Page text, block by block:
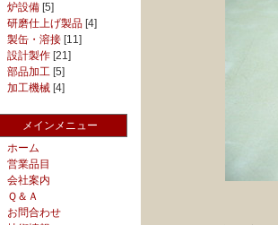
炉設備 [5]
研磨仕上げ製品 [4]
製缶・溶接 [11]
設計製作 [21]
部品加工 [5]
加工機械 [4]
メインメニュー
ホーム
営業品目
会社案内
Ｑ＆Ａ
お問合わせ